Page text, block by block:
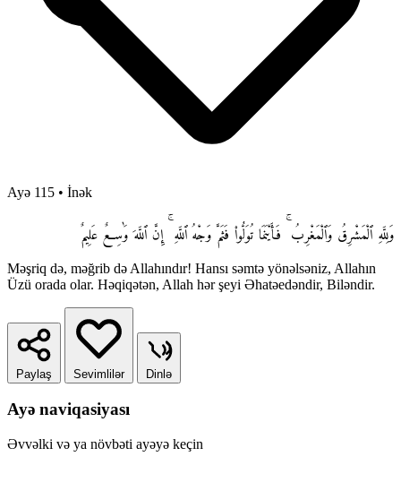
Ayə 115 • İnək
وَلِلَّهِ ٱلْمَشْرِقُ وَٱلْمَغْرِبُ ۚ فَأَيْنَمَا تُوَلُّوا۟ فَثَمَّ وَجْهُ ٱللَّهِ ۚ إِنَّ ٱللَّهَ وَٰسِعٌ عَلِيمٌ
Məşriq də, məğrib də Allahındır! Hansı səmtə yönəlsəniz, Allahın
Üzü orada olar. Həqiqətən, Allah hər şeyi Əhatəedəndir, Biləndir.
Paylaş Sevimlilər Dinlə
Ayə naviqasiyası
Əvvəlki və ya növbəti ayəyə keçin